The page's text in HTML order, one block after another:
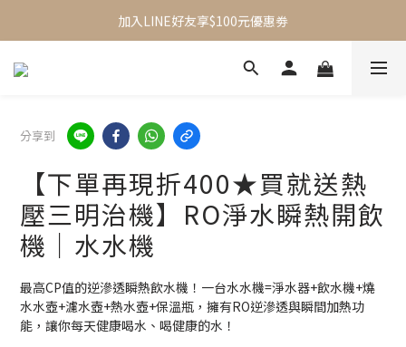
加入會員立即送$100元購物金
加入LINE好友享$100元優惠劵
全館滿$499享免運 (不限商品)
分享到
【下單再現折400★買就送熱
壓三明治機】RO淨水瞬熱開飲
機｜水水機
最高CP值的逆滲透瞬熱飲水機！一台水水機=淨水器+飲水機+燒
水水壺+濾水壺+熱水壺+保溫瓶，擁有RO逆滲透與瞬間加熱功
能，讓你每天健康喝水、喝健康的水！